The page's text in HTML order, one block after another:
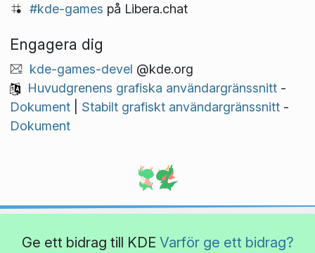
#kde-games på Libera.chat
Engagera dig
kde-games-devel @kde.org
Huvudgrenens grafiska användargränssnitt-
Dokument| Stabilt grafiskt användargränssnitt-
Dokument
Ge ett bidrag till KDE Varför ge ett bidrag?